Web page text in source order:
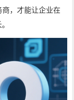
，才能让企业在